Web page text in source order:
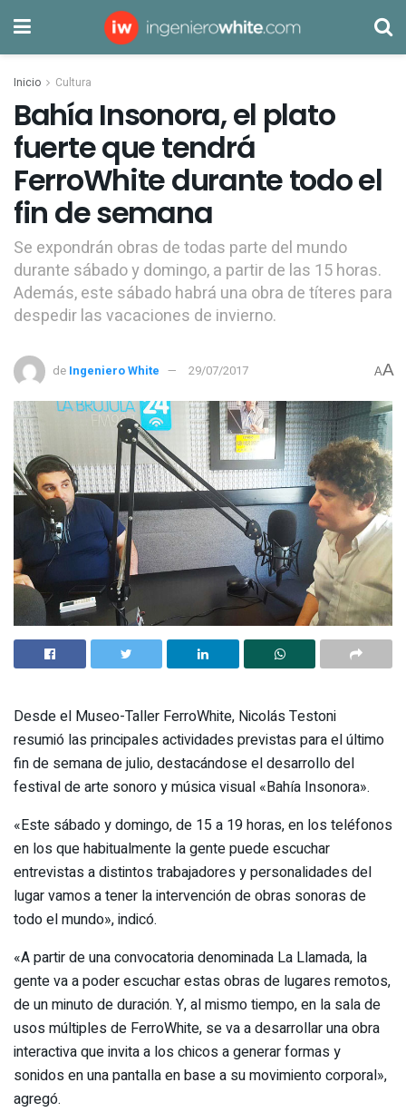
Inicio Cultura
Bahía Insonora, el plato
fuerte que tendrá
FerroWhite durante todo el
fin de semana
Se expondrán obras de todas parte del mundo
durante sábado y domingo, a partir de las 15 horas.
Además, este sábado habrá una obra de títeres para
despedir las vacaciones de invierno.
de Ingeniero White 29/07/2017 AA
Desde el Museo-Taller FerroWhite, Nicolás Testoni
resumió las principales actividades previstas para el último
fin de semana de julio, destacándose el desarrollo del
festival de arte sonoro y música visual «Bahía Insonora».
«Este sábado y domingo, de 15 a 19 horas, en los teléfonos
en los que habitualmente la gente puede escuchar
entrevistas a distintos trabajadores y personalidades del
lugar vamos a tener la intervención de obras sonoras de
todo el mundo», indicó.
«A partir de una convocatoria denominada La Llamada, la
gente va a poder escuchar estas obras de lugares remotos,
de un minuto de duración. Y, al mismo tiempo, en la sala de
usos múltiples de FerroWhite, se va a desarrollar una obra
interactiva que invita a los chicos a generar formas y
sonidos en una pantalla en base a su movimiento corporal»,
agregó.